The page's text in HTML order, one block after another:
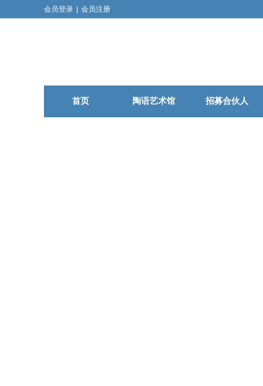
会员登录 会员注册
首页 陶语艺术馆 招募合伙人